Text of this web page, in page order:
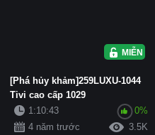
MIỄN PHÍ
[Phá hủy khảm]259LUXU-1044
Tivi cao cấp 1029
1:10:43
0%
4 năm trước
3.5K